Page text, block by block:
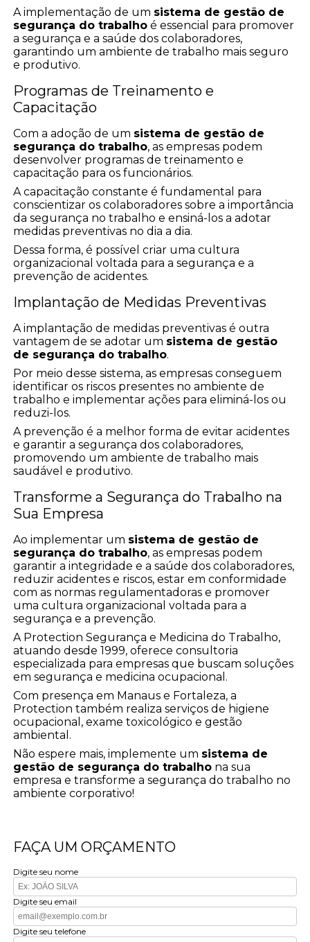
A implementação de um sistema de gestão de
segurança do trabalho é essencial para promover
a segurança e a saúde dos colaboradores,
garantindo um ambiente de trabalho mais seguro
e produtivo.
Programas de Treinamento e
Capacitação
Com a adoção de um sistema de gestão de
segurança do trabalho, as empresas podem
desenvolver programas de treinamento e
capacitação para os funcionários.
A capacitação constante é fundamental para
conscientizar os colaboradores sobre a importância
da segurança no trabalho e ensiná-los a adotar
medidas preventivas no dia a dia.
Dessa forma, é possível criar uma cultura
organizacional voltada para a segurança e a
prevenção de acidentes.
Implantação de Medidas Preventivas
A implantação de medidas preventivas é outra
vantagem de se adotar um sistema de gestão
de segurança do trabalho.
Por meio desse sistema, as empresas conseguem
identificar os riscos presentes no ambiente de
trabalho e implementar ações para eliminá-los ou
reduzi-los.
A prevenção é a melhor forma de evitar acidentes
e garantir a segurança dos colaboradores,
promovendo um ambiente de trabalho mais
saudável e produtivo.
Transforme a Segurança do Trabalho na
Sua Empresa
Ao implementar um sistema de gestão de
segurança do trabalho, as empresas podem
garantir a integridade e a saúde dos colaboradores,
reduzir acidentes e riscos, estar em conformidade
com as normas regulamentadoras e promover
uma cultura organizacional voltada para a
segurança e a prevenção.
A Protection Segurança e Medicina do Trabalho,
atuando desde 1999, oferece consultoria
especializada para empresas que buscam soluções
em segurança e medicina ocupacional.
Com presença em Manaus e Fortaleza, a
Protection também realiza serviços de higiene
ocupacional, exame toxicológico e gestão
ambiental.
Não espere mais, implemente um sistema de
gestão de segurança do trabalho na sua
empresa e transforme a segurança do trabalho no
ambiente corporativo!
FAÇA UM ORÇAMENTO
Digite seu nome
Digite seu email
Digite seu telefone